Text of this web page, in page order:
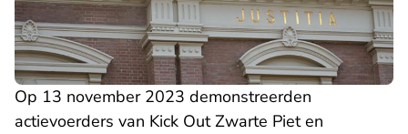
Op 13 november 2023 demonstreerden
actievoerders van Kick Out Zwarte Piet en